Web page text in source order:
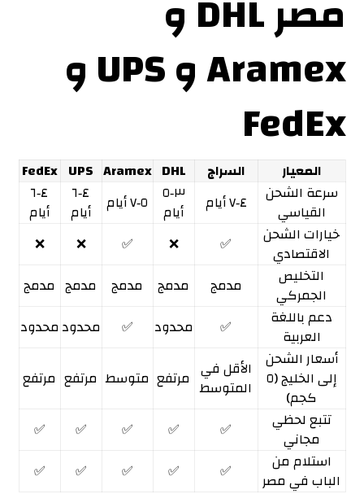
مصرDHLو
AramexوUPSو
FedEx
المعيار السراج DHL
Aramex
UPS
FedEx
سرعة الشحن
القياسي
٤‑٧ أيام
٣‑٥
أيام
٥‑٧ أيام
٤‑٦
أيام
٤‑٦
أيام
خيارات الشحن
الاقتصادي
✅
❌
✅
❌
❌
التخليص
الجمركي
مدمج مدمج مدمج مدمج مدمج
دعم باللغة
العربية
✅ محدود ✅ محدود محدود
أسعار الشحن
إلى الخليج (٥
كجم)
الأقل في
المتوسط مرتفع متوسط مرتفع مرتفع
تتبع لحظي
مجاني
✅
✅
✅
✅
✅
استلام من
الباب في مصر
✅
✅
✅
✅
✅